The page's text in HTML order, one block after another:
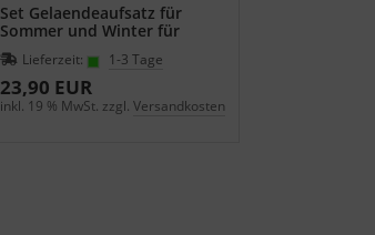
Set Gelaendeaufsatz für
Sommer und Winter für
Gehstöcke und Sitzstöcke
Lieferzeit: 1-3 Tage
23,90 EUR
inkl. 19 % MwSt. zzgl.Versandkosten